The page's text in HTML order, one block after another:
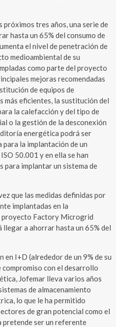
próximos tres años, una serie de
hasta un 65% del consumo de
el nivel de penetración de
medioambiental de su
como parte del proyecto
mejoras recomendadas
de equipos de
eficientes, la sustitución del
la calefacción y del tipo de
o la gestión de la desconexión
energética podrá ser
la implantación de un
50.001 y en ella se han
para implantar un sistema de
que las medidas definidas por
implantadas en la
proyecto Factory Microgrid
a ahorrar hasta un 65% del
I+D (alrededor de un 9% de su
con el desarrollo
Jofemar lleva varios años
de almacenamiento
lo que le ha permitido
de gran potencial como el
pretende ser un referente